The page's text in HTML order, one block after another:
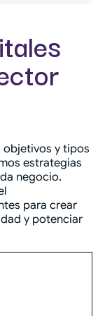
y tipos
estrategias
negocio.
para crear
y potenciar